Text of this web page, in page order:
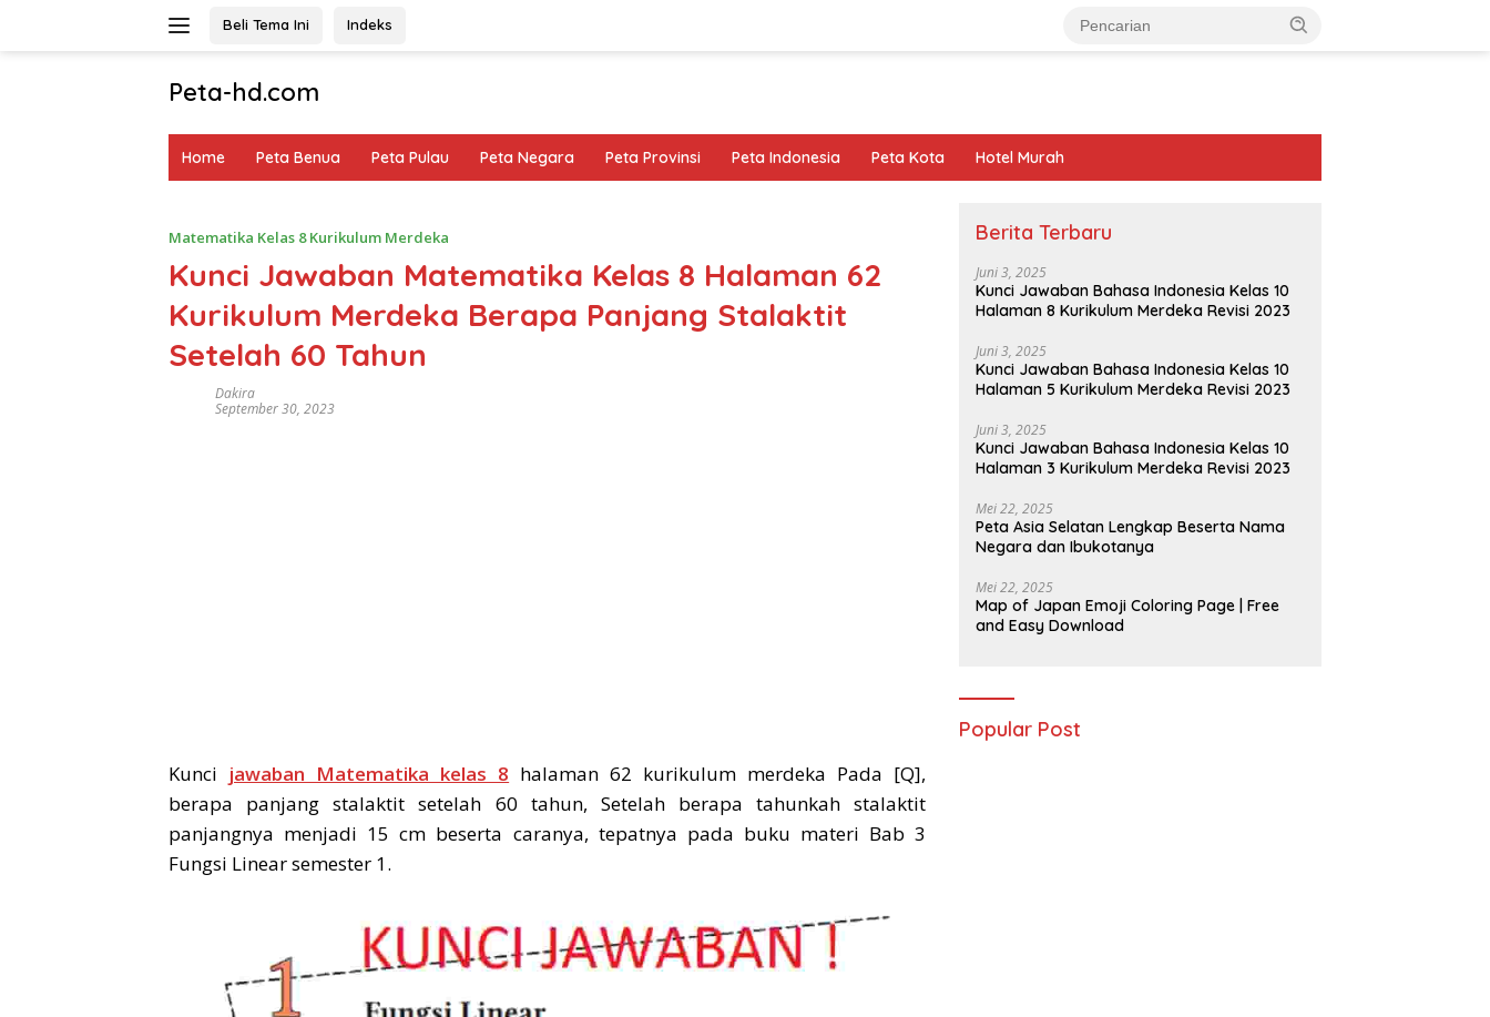
Beli Tema Ini Indeks
Peta-hd.com
Gambar
Home Peta Benua Peta Pulau Peta Negara Peta Provinsi Peta Indonesia Peta Kota Hotel Murah
Matematika Kelas 8 Kurikulum Merdeka
Kunci Jawaban Matematika Kelas 8 Halaman 62
Kurikulum Merdeka Berapa Panjang Stalaktit
Setelah 60 Tahun
Dakira
September 30, 2023
Kunci jawaban Matematika kelas 8 halaman 62 kurikulum merdeka Pada [Q],
berapa panjang stalaktit setelah 60 tahun, Setelah berapa tahunkah stalaktit
panjangnya menjadi 15 cm beserta caranya, tepatnya pada buku materi Bab 3
Fungsi Linear semester 1.
Berita Terbaru
Juni 3, 2025
Kunci Jawaban Bahasa Indonesia Kelas 10
Halaman 8 Kurikulum Merdeka Revisi 2023
Juni 3, 2025
Kunci Jawaban Bahasa Indonesia Kelas 10
Halaman 5 Kurikulum Merdeka Revisi 2023
Juni 3, 2025
Kunci Jawaban Bahasa Indonesia Kelas 10
Halaman 3 Kurikulum Merdeka Revisi 2023
Mei 22, 2025
Peta Asia Selatan Lengkap Beserta Nama
Negara dan Ibukotanya
Mei 22, 2025
Map of Japan Emoji Coloring Page | Free
and Easy Download
Popular Post